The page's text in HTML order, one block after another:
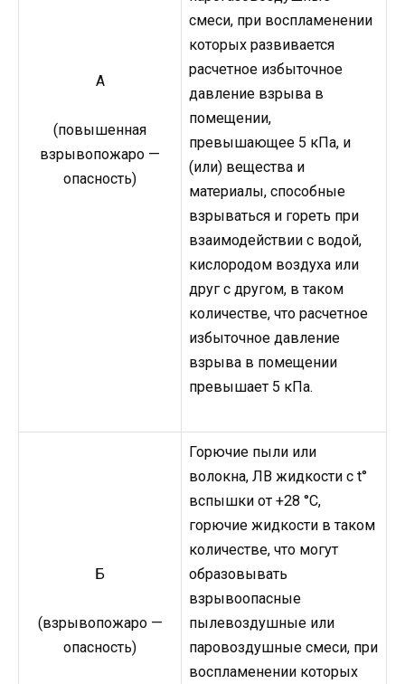
А
(повышенная
взрывопожаро —
опасность)
смеси, при воспламенении
которых развивается
расчетное избыточное
давление взрыва в
помещении,
превышающее 5 кПа, и
(или) вещества и
материалы, способные
взрываться и гореть при
взаимодействии с водой,
кислородом воздуха или
друг с другом, в таком
количестве, что расчетное
избыточное давление
взрыва в помещении
превышает 5 кПа.
Б
(взрывопожаро —
опасность)
Горючие пыли или
волокна, ЛВ жидкости с t°
вспышки от +28 °С,
горючие жидкости в таком
количестве, что могут
образовывать
взрывоопасные
пылевоздушные или
паровоздушные смеси, при
воспламенении которых